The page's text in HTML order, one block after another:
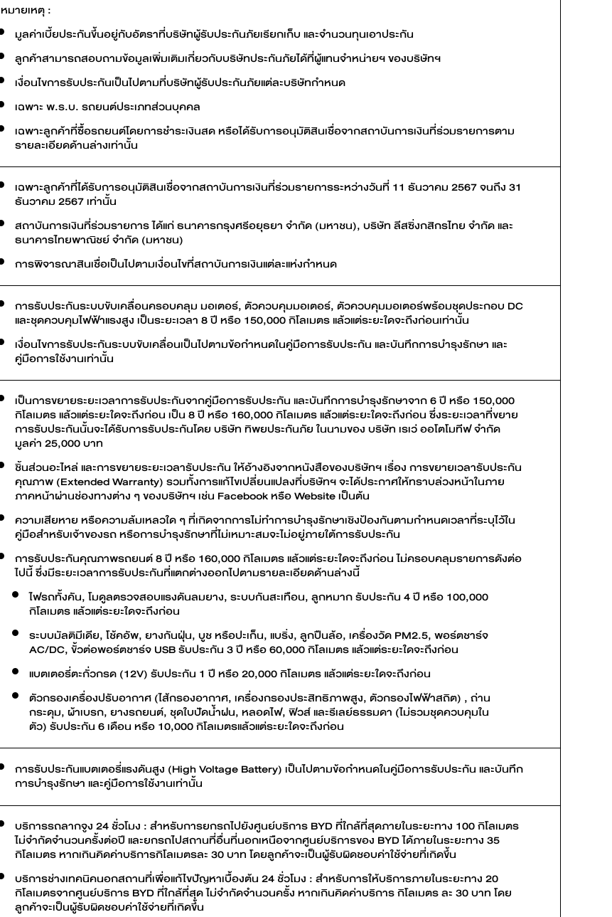
หมายเหตุ :
มูลค่าเบี้ยประกันขึ้นอยู่กับอัตราที่บริษัทผู้รับประกันภัยเรียกเก็บ และจำนวนทุนเอาประกัน
ลูกค้าสามารถสอบถามข้อมูลเพิ่มเติมเกี่ยวกับบริษัทประกันภัยได้ที่ผู้แทนจำหน่ายฯ ของบริษัทฯ
เงื่อนไขการรับประกันเป็นไปตามที่บริษัทผู้รับประกันภัยแต่ละบริษัทกำหนด
เฉพาะ พ.ร.บ. รถยนต์ประเภทส่วนบุคคล
เฉพาะลูกค้าที่ซื้อรถยนต์โดยการชำระเงินสด หรือได้รับการอนุมัติสินเชื่อจากสถาบันการเงินที่ร่วมรายการตาม
รายละเอียดด้านล่างเท่านั้น
เฉพาะลูกค้าที่ได้รับการอนุมัติสินเชื่อจากสถาบันการเงินที่ร่วมรายการระหว่างวันที่ 11 ธันวาคม 2567 จนถึง 31
ธันวาคม 2567 เท่านั้น
สถาบันการเงินที่ร่วมรายการ ได้แก่ ธนาคารกรุงศรีอยุธยา จำกัด (มหาชน), บริษัท ลีสซิ่งกสิกรไทย จำกัด และ
ธนาคารไทยพาณิชย์ จำกัด (มหาชน)
การพิจารณาสินเชื่อเป็นไปตามเงื่อนไขที่สถาบันการเงินแต่ละแห่งกำหนด
การรับประกันระบบขับเคลื่อนครอบคลุม มอเตอร์, ตัวควบคุมมอเตอร์, ตัวควบคุมมอเตอร์พร้อมชุดประกอบ DC
และชุดควบคุมไฟฟ้าแรงสูง เป็นระยะเวลา 8 ปี หรือ 150,000 กิโลเมตร แล้วแต่ระยะใดจะถึงก่อนเท่านั้น
เงื่อนไขการรับประกันระบบขับเคลื่อนเป็นไปตามข้อกำหนดในคู่มือการรับประกัน และบันทึกการบำรุงรักษา และ
คู่มือการใช้งานเท่านั้น
เป็นการขยายระยะเวลาการรับประกันจากคู่มือการรับประกัน และบันทึกการบำรุงรักษาจาก 6 ปี หรือ 150,000
กิโลเมตร แล้วแต่ระยะใดจะถึงก่อน เป็น 8 ปี หรือ 160,000 กิโลเมตร แล้วแต่ระยะใดจะถึงก่อน ซึ่งระยะเวลาที่ขยาย
การรับประกันนั้นจะได้รับการรับประกันโดย บริษัท ทิพยประกันภัย ในนามของ บริษัท เรเว่ ออโตโมทีฟ จำกัด
มูลค่า 25,000 บาท
ชิ้นส่วนอะไหล่ และการขยายระยะเวลารับประกัน ให้อ้างอิงจากหนังสือของบริษัทฯ เรื่อง การขยายเวลารับประกัน
คุณภาพ (Extended Warranty) รวมทั้งการแก้ไขเปลี่ยนแปลงที่บริษัทฯ จะได้ประกาศให้ทราบล่วงหน้าในภาย
ภาคหน้าผ่านช่องทางต่าง ๆ ของบริษัทฯ เช่น Facebook หรือ Website เป็นต้น
ความเสียหาย หรือความล้มเหลวใด ๆ ที่เกิดจากการไม่ทำการบำรุงรักษาเชิงป้องกันตามกำหนดเวลาที่ระบุไว้ใน
คู่มือสำหรับเจ้าของรถ หรือการบำรุงรักษาที่ไม่เหมาะสมจะไม่อยู่ภายใต้การรับประกัน
การรับประกันคุณภาพรถยนต์ 8 ปี หรือ 160,000 กิโลเมตร แล้วแต่ระยะใดจะถึงก่อน ไม่ครอบคลุมรายการดังต่อ
ไปนี้ ซึ่งมีระยะเวลาการรับประกันที่แตกต่างออกไปตามรายละเอียดด้านล่างนี้
ไฟรถทั้งคัน, โมดูลตรวจสอบแรงดันลมยาง, ระบบกันสะเทือน, ลูกหมาก รับประกัน 4 ปี หรือ 100,000
กิโลเมตร แล้วแต่ระยะใดจะถึงก่อน
ระบบมัลติมีเดีย, โช้คอัพ, ยางกันฝุ่น, บูช หรือปะเก็น, แบริ่ง, ลูกปืนล้อ, เครื่องวัด PM2.5, พอร์ตชาร์จ
AC/DC, ขั้วต่อพอร์ตชาร์จ USB รับประกัน 3 ปี หรือ 60,000 กิโลเมตร แล้วแต่ระยะใดจะถึงก่อน
แบตเตอรี่ตะกั่วกรด (12V) รับประกัน 1 ปี หรือ 20,000 กิโลเมตร แล้วแต่ระยะใดจะถึงก่อน
ตัวกรองเครื่องปรับอากาศ (ไส้กรองอากาศ, เครื่องกรองประสิทธิภาพสูง, ตัวกรองไฟฟ้าสถิต) , ถ่าน
กระดุม, ผ้าเบรก, ยางรถยนต์, ชุดใบปัดน้ำฝน, หลอดไฟ, ฟิวส์ และรีเลย์ธรรมดา (ไม่รวมชุดควบคุมใน
ตัว) รับประกัน 6 เดือน หรือ 10,000 กิโลเมตรแล้วแต่ระยะใดจะถึงก่อน
การรับประกันแบตเตอรี่แรงดันสูง (High Voltage Battery) เป็นไปตามข้อกำหนดในคู่มือการรับประกัน และบันทึก
การบำรุงรักษา และคู่มือการใช้งานเท่านั้น
บริการรถลากจูง 24 ชั่วโมง : สำหรับการยกรถไปยังศูนย์บริการ BYD ที่ใกล้ที่สุดภายในระยะทาง 100 กิโลเมตร
ไม่จำกัดจำนวนครั้งต่อปี และยกรถไปสถานที่อื่นที่นอกเหนือจากศูนย์บริการของ BYD ได้ภายในระยะทาง 35
กิโลเมตร หากเกินคิดค่าบริการกิโลเมตรละ 30 บาท โดยลูกค้าจะเป็นผู้รับผิดชอบค่าใช้จ่ายที่เกิดขึ้น
บริการช่างเทคนิคนอกสถานที่เพื่อแก้ไขปัญหาเบื้องต้น 24 ชั่วโมง : สำหรับการให้บริการภายในระยะทาง 20
กิโลเมตรจากศูนย์บริการ BYD ที่ใกล้ที่สุด ไม่จำกัดจำนวนครั้ง หากเกินคิดค่าบริการ กิโลเมตร ละ 30 บาท โดย
ลูกค้าจะเป็นผู้รับผิดชอบค่าใช้จ่ายที่เกิดขึ้น